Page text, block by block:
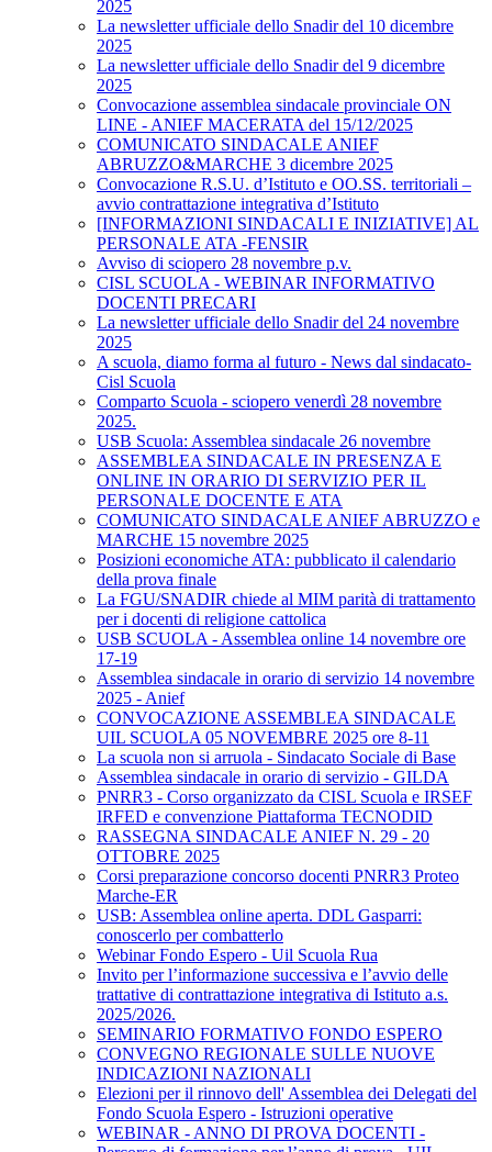
2025
La newsletter ufficiale dello Snadir del 10 dicembre
2025
La newsletter ufficiale dello Snadir del 9 dicembre
2025
Convocazione assemblea sindacale provinciale ON
LINE - ANIEF MACERATA del 15/12/2025
COMUNICATO SINDACALE ANIEF
ABRUZZO&MARCHE 3 dicembre 2025
Convocazione R.S.U. d’Istituto e OO.SS. territoriali –
avvio contrattazione integrativa d’Istituto
[INFORMAZIONI SINDACALI E INIZIATIVE] AL
PERSONALE ATA -FENSIR
Avviso di sciopero 28 novembre p.v.
CISL SCUOLA - WEBINAR INFORMATIVO
DOCENTI PRECARI
La newsletter ufficiale dello Snadir del 24 novembre
2025
A scuola, diamo forma al futuro - News dal sindacato-
Cisl Scuola
Comparto Scuola - sciopero venerdì 28 novembre
2025.
USB Scuola: Assemblea sindacale 26 novembre
ASSEMBLEA SINDACALE IN PRESENZA E
ONLINE IN ORARIO DI SERVIZIO PER IL
PERSONALE DOCENTE E ATA
COMUNICATO SINDACALE ANIEF ABRUZZO e
MARCHE 15 novembre 2025
Posizioni economiche ATA: pubblicato il calendario
della prova finale
La FGU/SNADIR chiede al MIM parità di trattamento
per i docenti di religione cattolica
USB SCUOLA - Assemblea online 14 novembre ore
17-19
Assemblea sindacale in orario di servizio 14 novembre
2025 - Anief
CONVOCAZIONE ASSEMBLEA SINDACALE
UIL SCUOLA 05 NOVEMBRE 2025 ore 8-11
La scuola non si arruola - Sindacato Sociale di Base
Assemblea sindacale in orario di servizio - GILDA
PNRR3 - Corso organizzato da CISL Scuola e IRSEF
IRFED e convenzione Piattaforma TECNODID
RASSEGNA SINDACALE ANIEF N. 29 - 20
OTTOBRE 2025
Corsi preparazione concorso docenti PNRR3 Proteo
Marche-ER
USB: Assemblea online aperta. DDL Gasparri:
conoscerlo per combatterlo
Webinar Fondo Espero - Uil Scuola Rua
Invito per l’informazione successiva e l’avvio delle
trattative di contrattazione integrativa di Istituto a.s.
2025/2026.
SEMINARIO FORMATIVO FONDO ESPERO
CONVEGNO REGIONALE SULLE NUOVE
INDICAZIONI NAZIONALI
Elezioni per il rinnovo dell' Assemblea dei Delegati del
Fondo Scuola Espero - Istruzioni operative
WEBINAR - ANNO DI PROVA DOCENTI -